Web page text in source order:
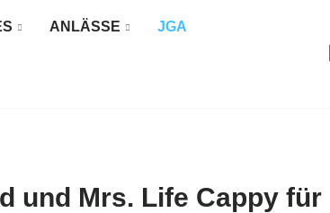
ANLÄSSE JGA
und Mrs. Life Cappy für